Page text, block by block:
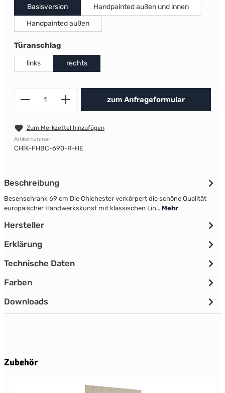
Basisversion
Handpainted außen und innen
Handpainted außen
Türanschlagauswählen
links rechts
Produkt Anzahl: Gib den
zum Anfrageformular
Zum Merkzettel hinzufügen
Artikelnummer:
CHIK-FHBC-690-R-HE
Beschreibung
Besenschrank 69 cm Die Chichester verkörpert die schöne Qualität
europäischer Handwerkskunst mit klassischen Lin… Mehr
Hersteller
Erklärung
Technische Daten
Farben
Downloads
Produktgalerie überspringen
Zubehör